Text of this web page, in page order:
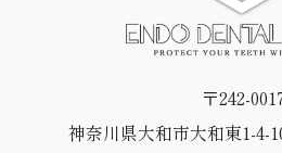
〒242-
神奈川県大和市大和東1-4-